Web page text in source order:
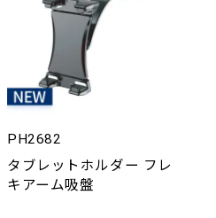
PH2682
タブレットホルダー フレ
キアーム吸盤